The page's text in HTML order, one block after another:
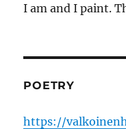
I am and I paint.
POETRY
https://